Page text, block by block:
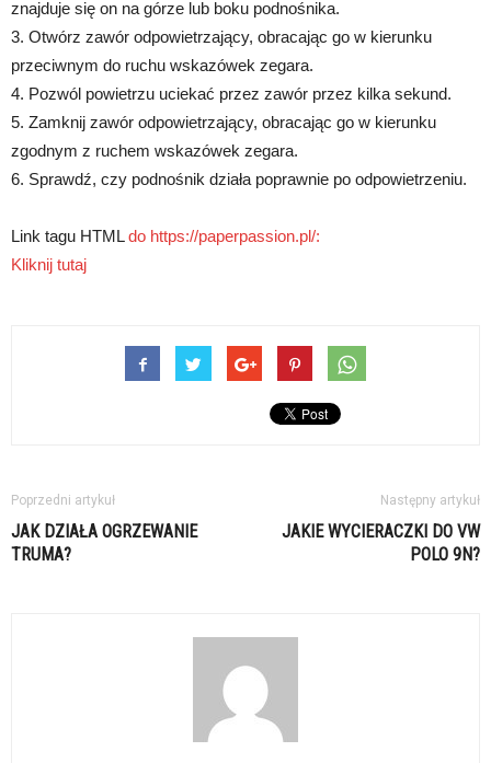
znajduje się on na górze lub boku podnośnika.
3. Otwórz zawór odpowietrzający, obracając go w kierunku
przeciwnym do ruchu wskazówek zegara.
4. Pozwól powietrzu uciekać przez zawór przez kilka sekund.
5. Zamknij zawór odpowietrzający, obracając go w kierunku
zgodnym z ruchem wskazówek zegara.
6. Sprawdź, czy podnośnik działa poprawnie po odpowietrzeniu.
Link tagu HTMLdo https://paperpassion.pl/:
Kliknij tutaj
Poprzedni artykuł
JAK DZIAŁA OGRZEWANIE
TRUMA?
Następny artykuł
JAKIE WYCIERACZKI DO VW
POLO 9N?